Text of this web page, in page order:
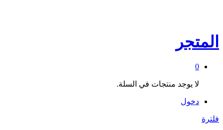
المتجر
0
لا يوجد منتجات في السلة.
دخول
فلترة